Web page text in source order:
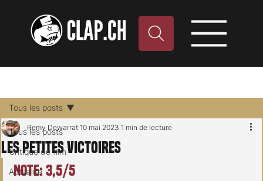
Tous les posts
Critique de film
Actualité
Tous les posts
Les Petites Victoires
Remy Dewarrat 10 mai 2023 1 min de lecture
Note: 3,5/5